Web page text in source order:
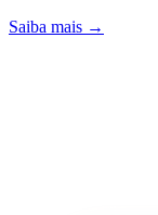
Saiba mais →